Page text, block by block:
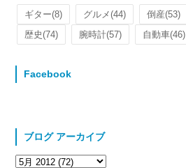
ギター(8) グルメ(44) 倒産(53)
歴史(74) 腕時計(57) 自動車(46)
Facebook
ブログ アーカイブ